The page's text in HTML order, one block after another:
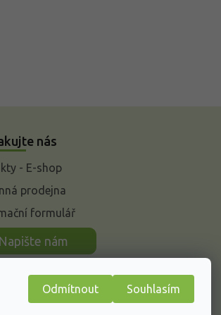
Odmítnout Souhlasím
nás
- E-shop
prodejna
formulář
Napište nám